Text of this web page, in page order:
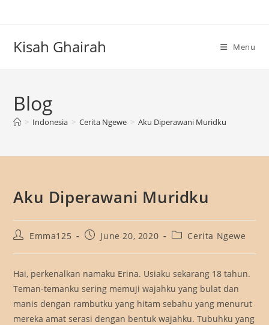
Kisah Ghairah Menu
Blog
> Indonesia > Cerita Ngewe > Aku Diperawani Muridku
Aku Diperawani Muridku
PostEmma125
PostJune 20, 2020
PostCerita Ngewe
Hai, perkenalkan namaku Erina. Usiaku sekarang 18 tahun.
Teman-temanku sering memuji wajahku yang bulat dan
manis dengan rambutku yang hitam sebahu yang menurut
mereka amat serasi dengan bentuk wajahku. Tubuhku yang